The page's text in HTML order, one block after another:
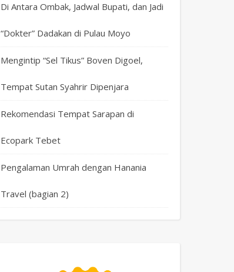
Di Antara Ombak, Jadwal Bupati, dan Jadi
“Dokter” Dadakan di Pulau Moyo
Mengintip “Sel Tikus” Boven Digoel,
Tempat Sutan Syahrir Dipenjara
Rekomendasi Tempat Sarapan di
Ecopark Tebet
Pengalaman Umrah dengan Hanania
Travel (bagian 2)